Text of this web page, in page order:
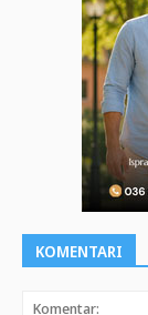
KOMENTARI